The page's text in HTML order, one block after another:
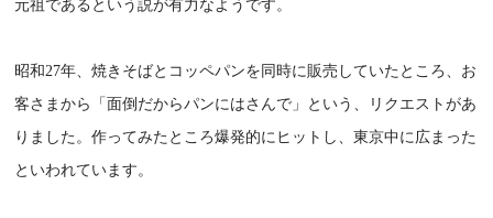
元祖であるという説が有力なようです。
昭和27年、焼きそばとコッペパンを同時に販売していたところ、お
客さまから「面倒だからパンにはさんで」という、リクエストがあ
りました。作ってみたところ爆発的にヒットし、東京中に広まった
といわれています。